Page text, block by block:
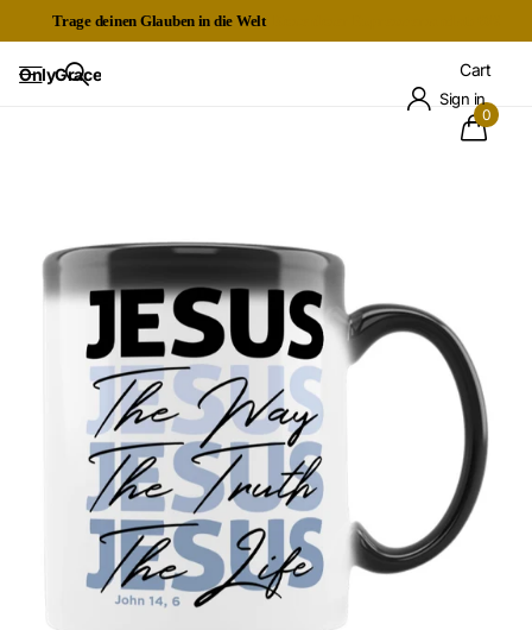
Trage deinen Glauben in die Welt
OnlyGrace
Sign in
Cart
0